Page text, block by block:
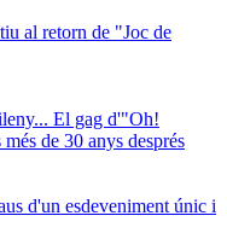
al retorn de "Joc de
El gag d'"Oh!
de 30 anys després
d'un esdeveniment únic i